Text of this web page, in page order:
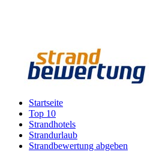
Startseite
Top 10
Strandhotels
Strandurlaub
Strandbewertung abgeben